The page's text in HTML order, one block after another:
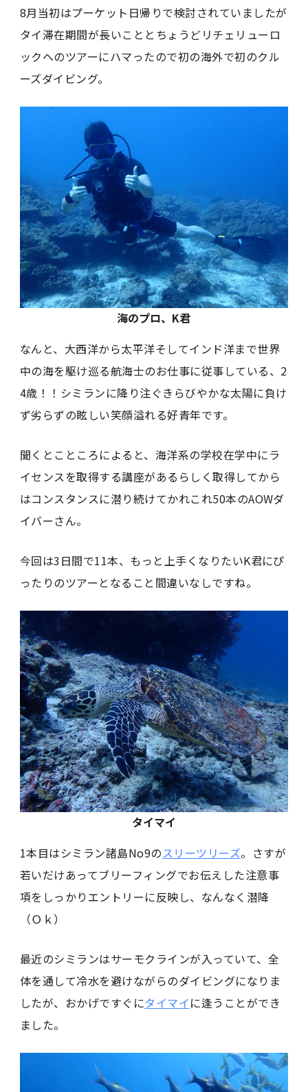
8月当初はプーケット日帰りで検討されていましたが
タイ滞在期間が長いこととちょうどリチェリューロ
ックへのツアーにハマったので初の海外で初のクル
ーズダイビング。
海のプロ、K君
なんと、大西洋から太平洋そしてインド洋まで世界
中の海を駆け巡る航海士のお仕事に従事している、2
4歳！！シミランに降り注ぐきらびやかな太陽に負け
ず劣らずの眩しい笑顔溢れる好青年です。
聞くとこところによると、海洋系の学校在学中にラ
イセンスを取得する講座があるらしく取得してから
はコンスタンスに潜り続けてかれこれ50本のAOWダ
イバーさん。
今回は3日間で11本、もっと上手くなりたいK君にぴ
ったりのツアーとなること間違いなしですね。
タイマイ
1本目はシミラン諸島No9のスリーツリーズ。さすが
若いだけあってブリーフィングでお伝えした注意事
項をしっかりエントリーに反映し、なんなく潜降
（Ｏｋ）
最近のシミランはサーモクラインが入っていて、全
体を通して冷水を避けながらのダイビングになりま
したが、おかげですぐにタイマイに逢うことができ
ました。